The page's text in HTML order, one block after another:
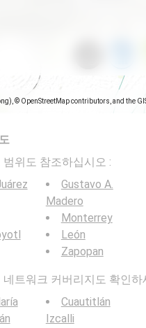
© OpenStreetMap contributors, and the
위도 참조하십시오 :
Gustavo A.
Madero
Monterrey
León
Zapopan
트워크 커버리지도 확인하
Cuautitlán
Izcalli